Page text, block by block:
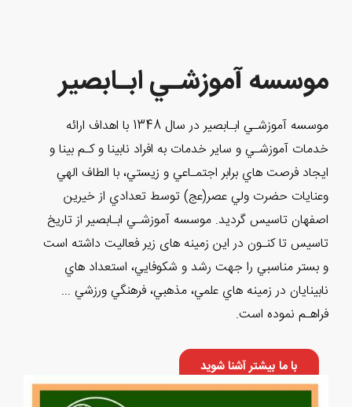
موسسه آموزشـي ابـابصير
موسسه آموزشـي ابـابصير در سال 1348 با اهداف ارائه
خدمات آموزشـي و ساير خدمات به افراد نابينا و كـم بينا و
ايجاد فرصت هاي برابر اجتمـاعي و زيستي، با الطاف الهي
وعنايات حضرت ولي عصر(عج) توسط تعدادي از خيرين
اصفهان تاسيس گرديد. موسسه آموزشـي ابـابصير از تاريخ
تاسیس تا كنـون در اين زمينه های زیر فعاليت داشته است
و بستر مناسبي را جهت رشد و شكوفايي، استعداد هاي
نابينايان در زمينه هاي علمي، مذهبي، فرهنگي ورزشي ...
فراهـم نموده است.
با ما بیشتر آشنا شوید